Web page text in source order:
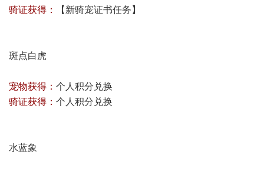
骑证获得：
【 新骑宠证书任务 】
斑点白虎
宠物获得： 个人积分兑换
骑证获得： 个人积分兑换
水蓝象